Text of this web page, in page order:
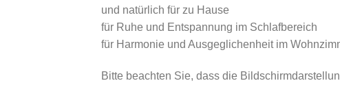
und natürlich für zu Hause
für Ruhe und Entspannung im Schlafbereich
für Harmonie und Ausgeglichenheit im
Bitte beachten Sie, dass die